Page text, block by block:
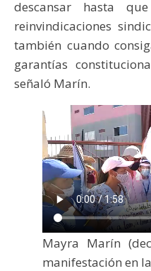
descansar hasta
reinvindicaciones
también cuando
garantías
señaló Marín.
Mayra Marín
manifestación en